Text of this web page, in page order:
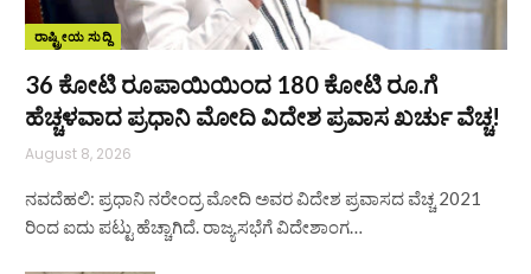
ರಾಷ್ಟ್ರೀಯ ಸುದ್ದಿ
36 ಕೋಟಿ ರೂಪಾಯಿಯಿಂದ 180 ಕೋಟಿ ರೂ.ಗೆ
ಹೆಚ್ಚಳವಾದ ಪ್ರಧಾನಿ ಮೋದಿ ವಿದೇಶ ಪ್ರವಾಸ ಖರ್ಚು ವೆಚ್ಚ!
August 8, 2026
ನವದೆಹಲಿ: ಪ್ರಧಾನಿ ನರೇಂದ್ರ ಮೋದಿ ಅವರ ವಿದೇಶ ಪ್ರವಾಸದ ವೆಚ್ಚ 2021
ರಿಂದ ಐದು ಪಟ್ಟು ಹೆಚ್ಚಾಗಿದೆ. ರಾಜ್ಯಸಭೆಗೆ ವಿದೇಶಾಂಗ…